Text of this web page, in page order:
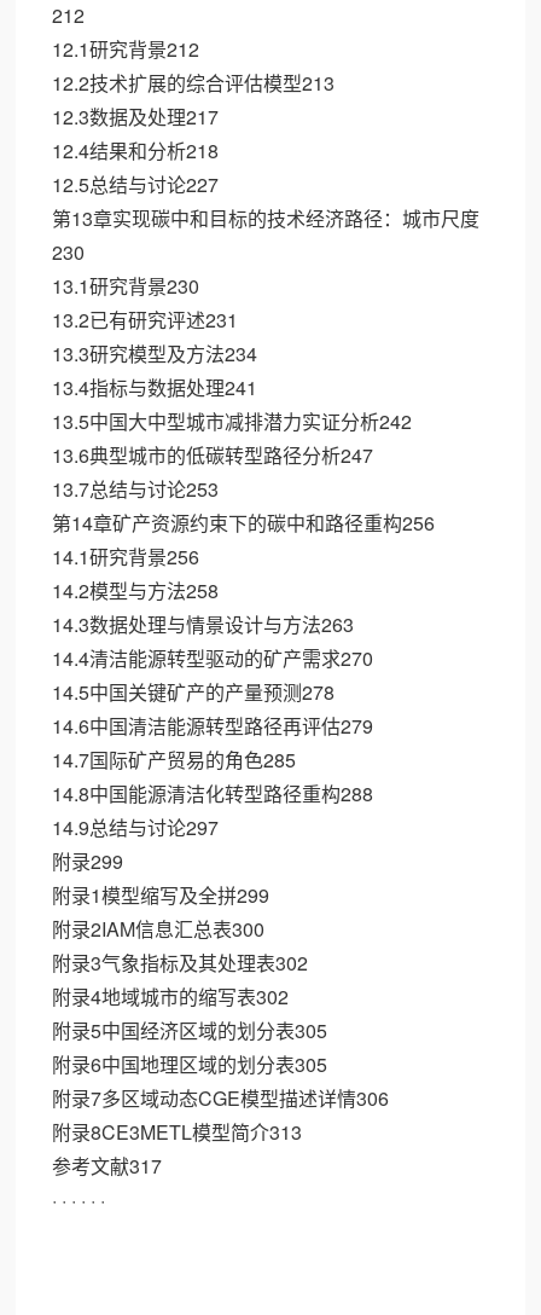
212
12.1研究背景212
12.2技术扩展的综合评估模型213
12.3数据及处理217
12.4结果和分析218
12.5总结与讨论227
第13章实现碳中和目标的技术经济路径：城市尺度
230
13.1研究背景230
13.2已有研究评述231
13.3研究模型及方法234
13.4指标与数据处理241
13.5中国大中型城市减排潜力实证分析242
13.6典型城市的低碳转型路径分析247
13.7总结与讨论253
第14章矿产资源约束下的碳中和路径重构256
14.1研究背景256
14.2模型与方法258
14.3数据处理与情景设计与方法263
14.4清洁能源转型驱动的矿产需求270
14.5中国关键矿产的产量预测278
14.6中国清洁能源转型路径再评估279
14.7国际矿产贸易的角色285
14.8中国能源清洁化转型路径重构288
14.9总结与讨论297
附录299
附录1模型缩写及全拼299
附录2IAM信息汇总表300
附录3气象指标及其处理表302
附录4地域城市的缩写表302
附录5中国经济区域的划分表305
附录6中国地理区域的划分表305
附录7多区域动态CGE模型描述详情306
附录8CE3METL模型简介313
参考文献317
· · · · · ·